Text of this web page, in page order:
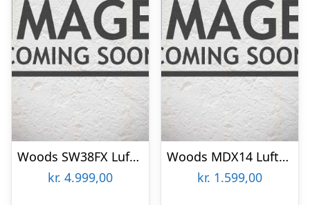
Woods SW38FX Luftfugter / Affugter
kr. 4.999,00
Woods MDX14 Luftfugter / Affugter
kr. 1.599,00